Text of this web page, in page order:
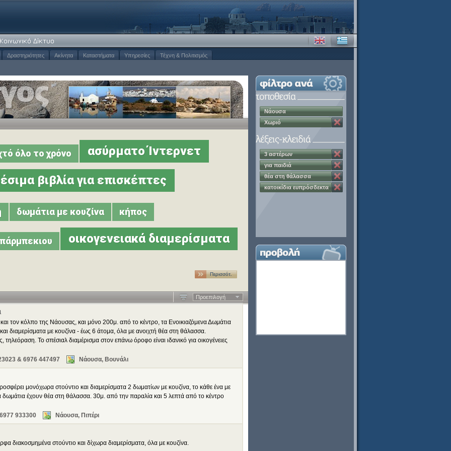
Δραστηριότητες Ακίνητα Καταστήματα Υπηρεσίες Τέχνη & Πολιτισμός
όλο το χρόνο ασύρματο Ίντερνετ
βιβλία για επισκέπτες
δωμάτια με κουζίνα κήπος
οικογενειακά διαμερίσματα
Περισσότ.
Προεπιλογή
τον κόλπο της Νάουσας, και μόνο 200μ. από το κέντρο, τα Ενοικιαζόμενα Δωμάτια
διαμερίσματα με κουζίνα - έως 6 άτομα, όλα με ανοιχτή θέα στη θάλασσα.
Το σπέσιαλ διαμέρισμα στον επάνω όροφο είναι ιδανικό για οικογένειες
& 6976 447497 Νάουσα, Βουνάλι
μονόχωρα στούντιο και διαμερίσματα 2 δωματίων με κουζίνα, το κάθε ένα με
δωμάτια έχουν θέα στη θάλασσα. 30μ. από την παραλία και 5 λεπτά από το κέντρο
933300 Νάουσα, Πιπέρι
διακοσμημένα στούντιο και δίχωρα διαμερίσματα, όλα με κουζίνα.
Νάουσα
Χωριό
3 αστέρων
για παιδιά
θέα στη θάλασσα
κατοικίδια ευπρόσδεκτα